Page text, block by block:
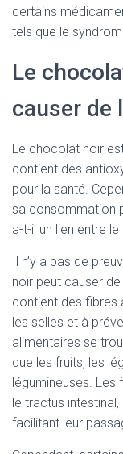
certains
tels que le
Le
causer de
Le chocolat noir
contient des
pour la santé.
sa consommation
a-t-il un lien entre
Il n’y a pas de
noir peut causer
contient des fibres
les selles et à
alimentaires se
que les fruits, les
légumineuses. Les
le tractus
facilitant leur